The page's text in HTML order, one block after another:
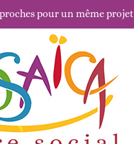
pour un même projet